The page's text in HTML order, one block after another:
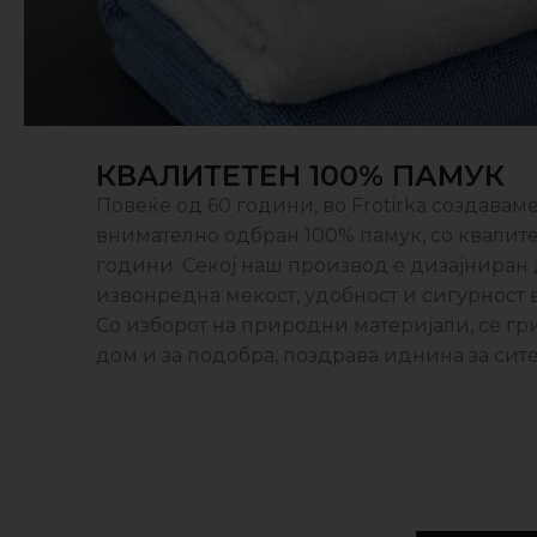
КВАЛИТЕТЕН 100% ПАМУК
Повеќе од 60 години, во Frotirka
внимателно одбран 100% памук, со
години. Секој наш производ е
извонредна мекост, удобност и сигурност
Со изборот на природни материјали, се
дом и за подобра, поздравa иднина за